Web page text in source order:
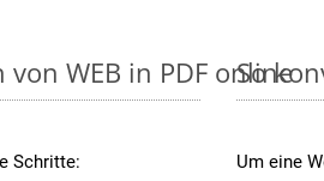
WEB in PDF online
Schritte:
So
Um eine